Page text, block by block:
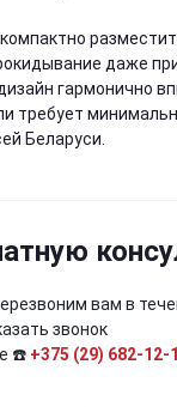
даже
гармонично
требует
Беларуси.
вам в
звонок
☎️ +375 (29) 682-12-